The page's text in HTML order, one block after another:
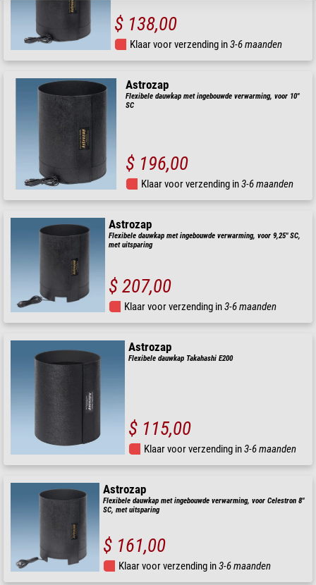
$ 138,00
Klaar voor verzending in3-6 maanden
Astrozap
Flexibele dauwkap met ingebouwde verwarming, voor 10"
SC
$ 196,00
Klaar voor verzending in3-6 maanden
Astrozap
Flexibele dauwkap met ingebouwde verwarming, voor 9,25" SC,
met uitsparing
$ 207,00
Klaar voor verzending in3-6 maanden
Astrozap
Flexibele dauwkap Takahashi E200
$ 115,00
Klaar voor verzending in3-6 maanden
Astrozap
Flexibele dauwkap met ingebouwde verwarming, voor Celestron 8"
SC, met uitsparing
$ 161,00
Klaar voor verzending in3-6 maanden